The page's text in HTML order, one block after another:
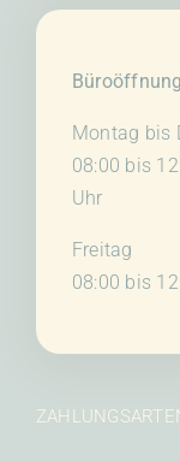
Montag bis
08:00 bis
Uhr
Freitag
08:00 bis